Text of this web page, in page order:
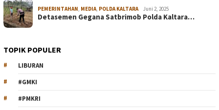
PEMERINTAHAN MEDIA POLDA KALTARA Juni 2, 2025
Detasemen Gegana Satbrimob Polda Kaltara…
TOPIK POPULER
LIBURAN
#GMKI
#PMKRI